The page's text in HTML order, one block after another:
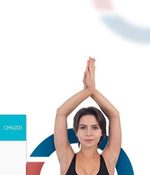
CHIUDI